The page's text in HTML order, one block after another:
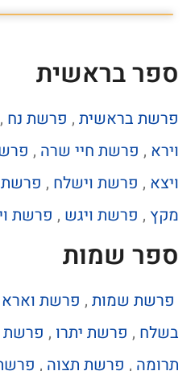
ספר בראשית
פרשת בראשית , פרשת נח ,
וירא , פרשת חיי שרה ,
ויצא , פרשת וישלח , פרשת
מקץ , פרשת ויגש , פרשת
ספר שמות
פרשת שמות , פרשת וארא
בשלח , פרשת יתרו ,
תרומה , פרשת תצוה ,